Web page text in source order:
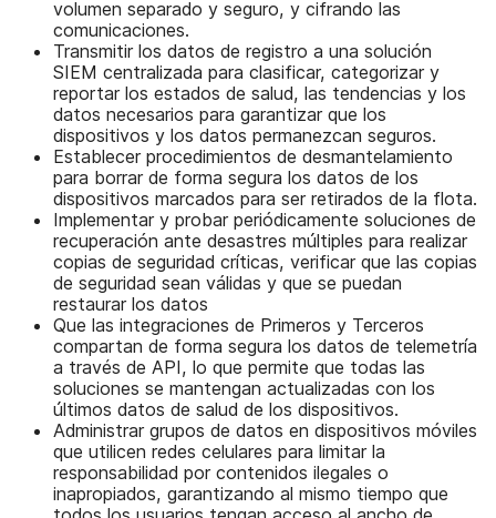
volumen separado y seguro, y cifrando las
comunicaciones.
Transmitir los datos de registro a una solución
SIEM centralizada para clasificar, categorizar y
reportar los estados de salud, las tendencias y los
datos necesarios para garantizar que los
dispositivos y los datos permanezcan seguros.
Establecer procedimientos de desmantelamiento
para borrar de forma segura los datos de los
dispositivos marcados para ser retirados de la flota.
Implementar y probar periódicamente soluciones de
recuperación ante desastres múltiples para realizar
copias de seguridad críticas, verificar que las copias
de seguridad sean válidas y que se puedan
restaurar los datos
Que las integraciones de Primeros y Terceros
compartan de forma segura los datos de telemetría
a través de API, lo que permite que todas las
soluciones se mantengan actualizadas con los
últimos datos de salud de los dispositivos.
Administrar grupos de datos en dispositivos móviles
que utilicen redes celulares para limitar la
responsabilidad por contenidos ilegales o
inapropiados, garantizando al mismo tiempo que